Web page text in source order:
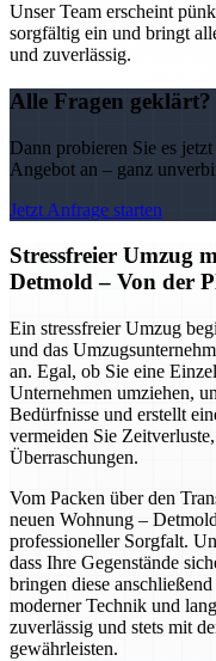
Unser Team erscheint
sorgfältig ein und bringt
und zuverlässig.
Alle Fragen geklärt?
Dann probieren Sie es
Angebot an – ganz
Jetzt Anfrage starten
Stressfreier Umzug
Detmold – Von der
Ein stressfreier Umzug
und das
an. Egal, ob Sie eine
Unternehmen umziehen,
Bedürfnisse und erstellt
vermeiden Sie
Überraschungen.
Vom Packen über den
neuen Wohnung –
professioneller Sorgfalt.
dass Ihre Gegenstände
bringen diese
moderner Technik und
zuverlässig und stets mit
gewährleisten.